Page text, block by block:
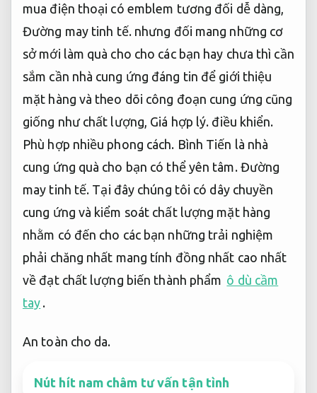
mua điện thoại có emblem tương đối dễ dàng,
Đường may tinh tế. nhưng đối mang những cơ
sở mới làm quà cho cho các bạn hay chưa thì cần
sắm cần nhà cung ứng đáng tin để giới thiệu
mặt hàng và theo dõi công đoạn cung ứng cũng
giống như chất lượng, Giá hợp lý. điều khiển.
Phù hợp nhiều phong cách. Bình Tiến là nhà
cung ứng quà cho bạn có thể yên tâm. Đường
may tinh tế. Tại đây chúng tôi có dây chuyền
cung ứng và kiểm soát chất lượng mặt hàng
nhằm có đến cho các bạn những trải nghiệm
phải chăng nhất mang tính đồng nhất cao nhất
về đạt chất lượng biến thành phẩm ô dù cầm
tay .
An toàn cho da.
Nút hít nam châm tư vấn tận tình